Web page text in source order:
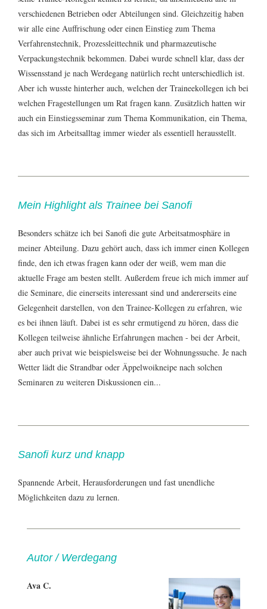
verschiedenen Betrieben oder Abteilungen sind. Gleichzeitig haben
wir alle eine Auffrischung oder einen Einstieg zum Thema
Verfahrenstechnik, Prozessleittechnik und pharmazeutische
Verpackungstechnik bekommen. Dabei wurde schnell klar, dass der
Wissensstand je nach Werdegang natürlich recht unterschiedlich ist.
Aber ich wusste hinterher auch, welchen der Traineekollegen ich bei
welchen Fragestellungen um Rat fragen kann. Zusätzlich hatten wir
auch ein Einstiegsseminar zum Thema Kommunikation, ein Thema,
das sich im Arbeitsalltag immer wieder als essentiell herausstellt.
Mein Highlight als Trainee bei Sanofi
Besonders schätze ich bei Sanofi die gute Arbeitsatmosphäre in
meiner Abteilung. Dazu gehört auch, dass ich immer einen Kollegen
finde, den ich etwas fragen kann oder der weiß, wem man die
aktuelle Frage am besten stellt. Außerdem freue ich mich immer auf
die Seminare, die einerseits interessant sind und andererseits eine
Gelegenheit darstellen, von den Trainee-Kollegen zu erfahren, wie
es bei ihnen läuft. Dabei ist es sehr ermutigend zu hören, dass die
Kollegen teilweise ähnliche Erfahrungen machen - bei der Arbeit,
aber auch privat wie beispielsweise bei der Wohnungssuche. Je nach
Wetter lädt die Strandbar oder Äppelwoikneipe nach solchen
Seminaren zu weiteren Diskussionen ein...
Sanofi kurz und knapp
Spannende Arbeit, Herausforderungen und fast unendliche
Möglichkeiten dazu zu lernen.
Autor / Werdegang
Ava C.